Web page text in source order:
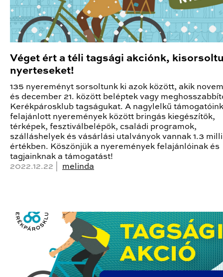
Véget ért a téli tagsági akciónk,
nyerteseket!
135 nyereményt sorsoltunk ki azok között, akik
és december 21. között beléptek vagy
Kerékpárosklub tagságukat. A nagylelkű
felajánlott nyeremények között bringás kiegészítők,
térképek, fesztiválbelépők, családi programok,
szálláshelyek és vásárlási utalványok vannak 1.3
értékben. Köszönjük a nyeremények felajánlóinak és
tagjainknak a támogatást!
2022.12.22 | melinda